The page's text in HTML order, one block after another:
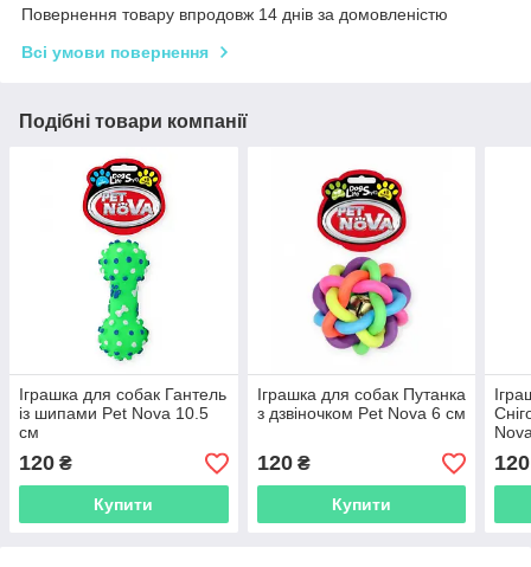
Повернення товару впродовж 14 днів за домовленістю
Всі умови повернення
Подібні товари компанії
Іграшка для собак Гантель
із шипами Pet Nova 10.5
см
120 ₴
Купити
Іграшка для собак Путанка
з дзвіночком Pet Nova 6 см
120₴
Купити
120